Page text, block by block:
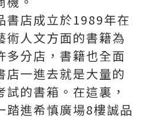
書店成立於1989年在
術人文方面的書籍為
多分店，書籍也全面
店一進去就是大量的
的書箱。在這裏，
踏進希慎廣場8樓誠品